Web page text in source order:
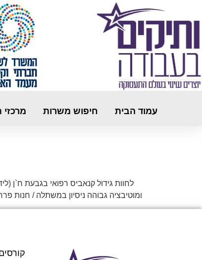
עמוד הבית חיפוש משרות
לחוות גידול קנאביס רפואי בגבעת ח`ן
ומוטיבציה גבוהה ניסיון במשתלה / חנות פרחים – יתרון משרה מלאה – ימים